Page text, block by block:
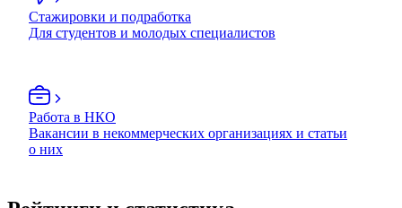
Стажировки и подработка
Для студентов и молодых специалистов
Работа в НКО
Вакансии в некоммерческих организациях и статьи
о них